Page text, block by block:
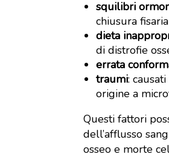
squilibri
chiusura
dieta
di distrofie
errata
traumi:
origine a
Questi fattori
dell’afflusso
osseo e morte